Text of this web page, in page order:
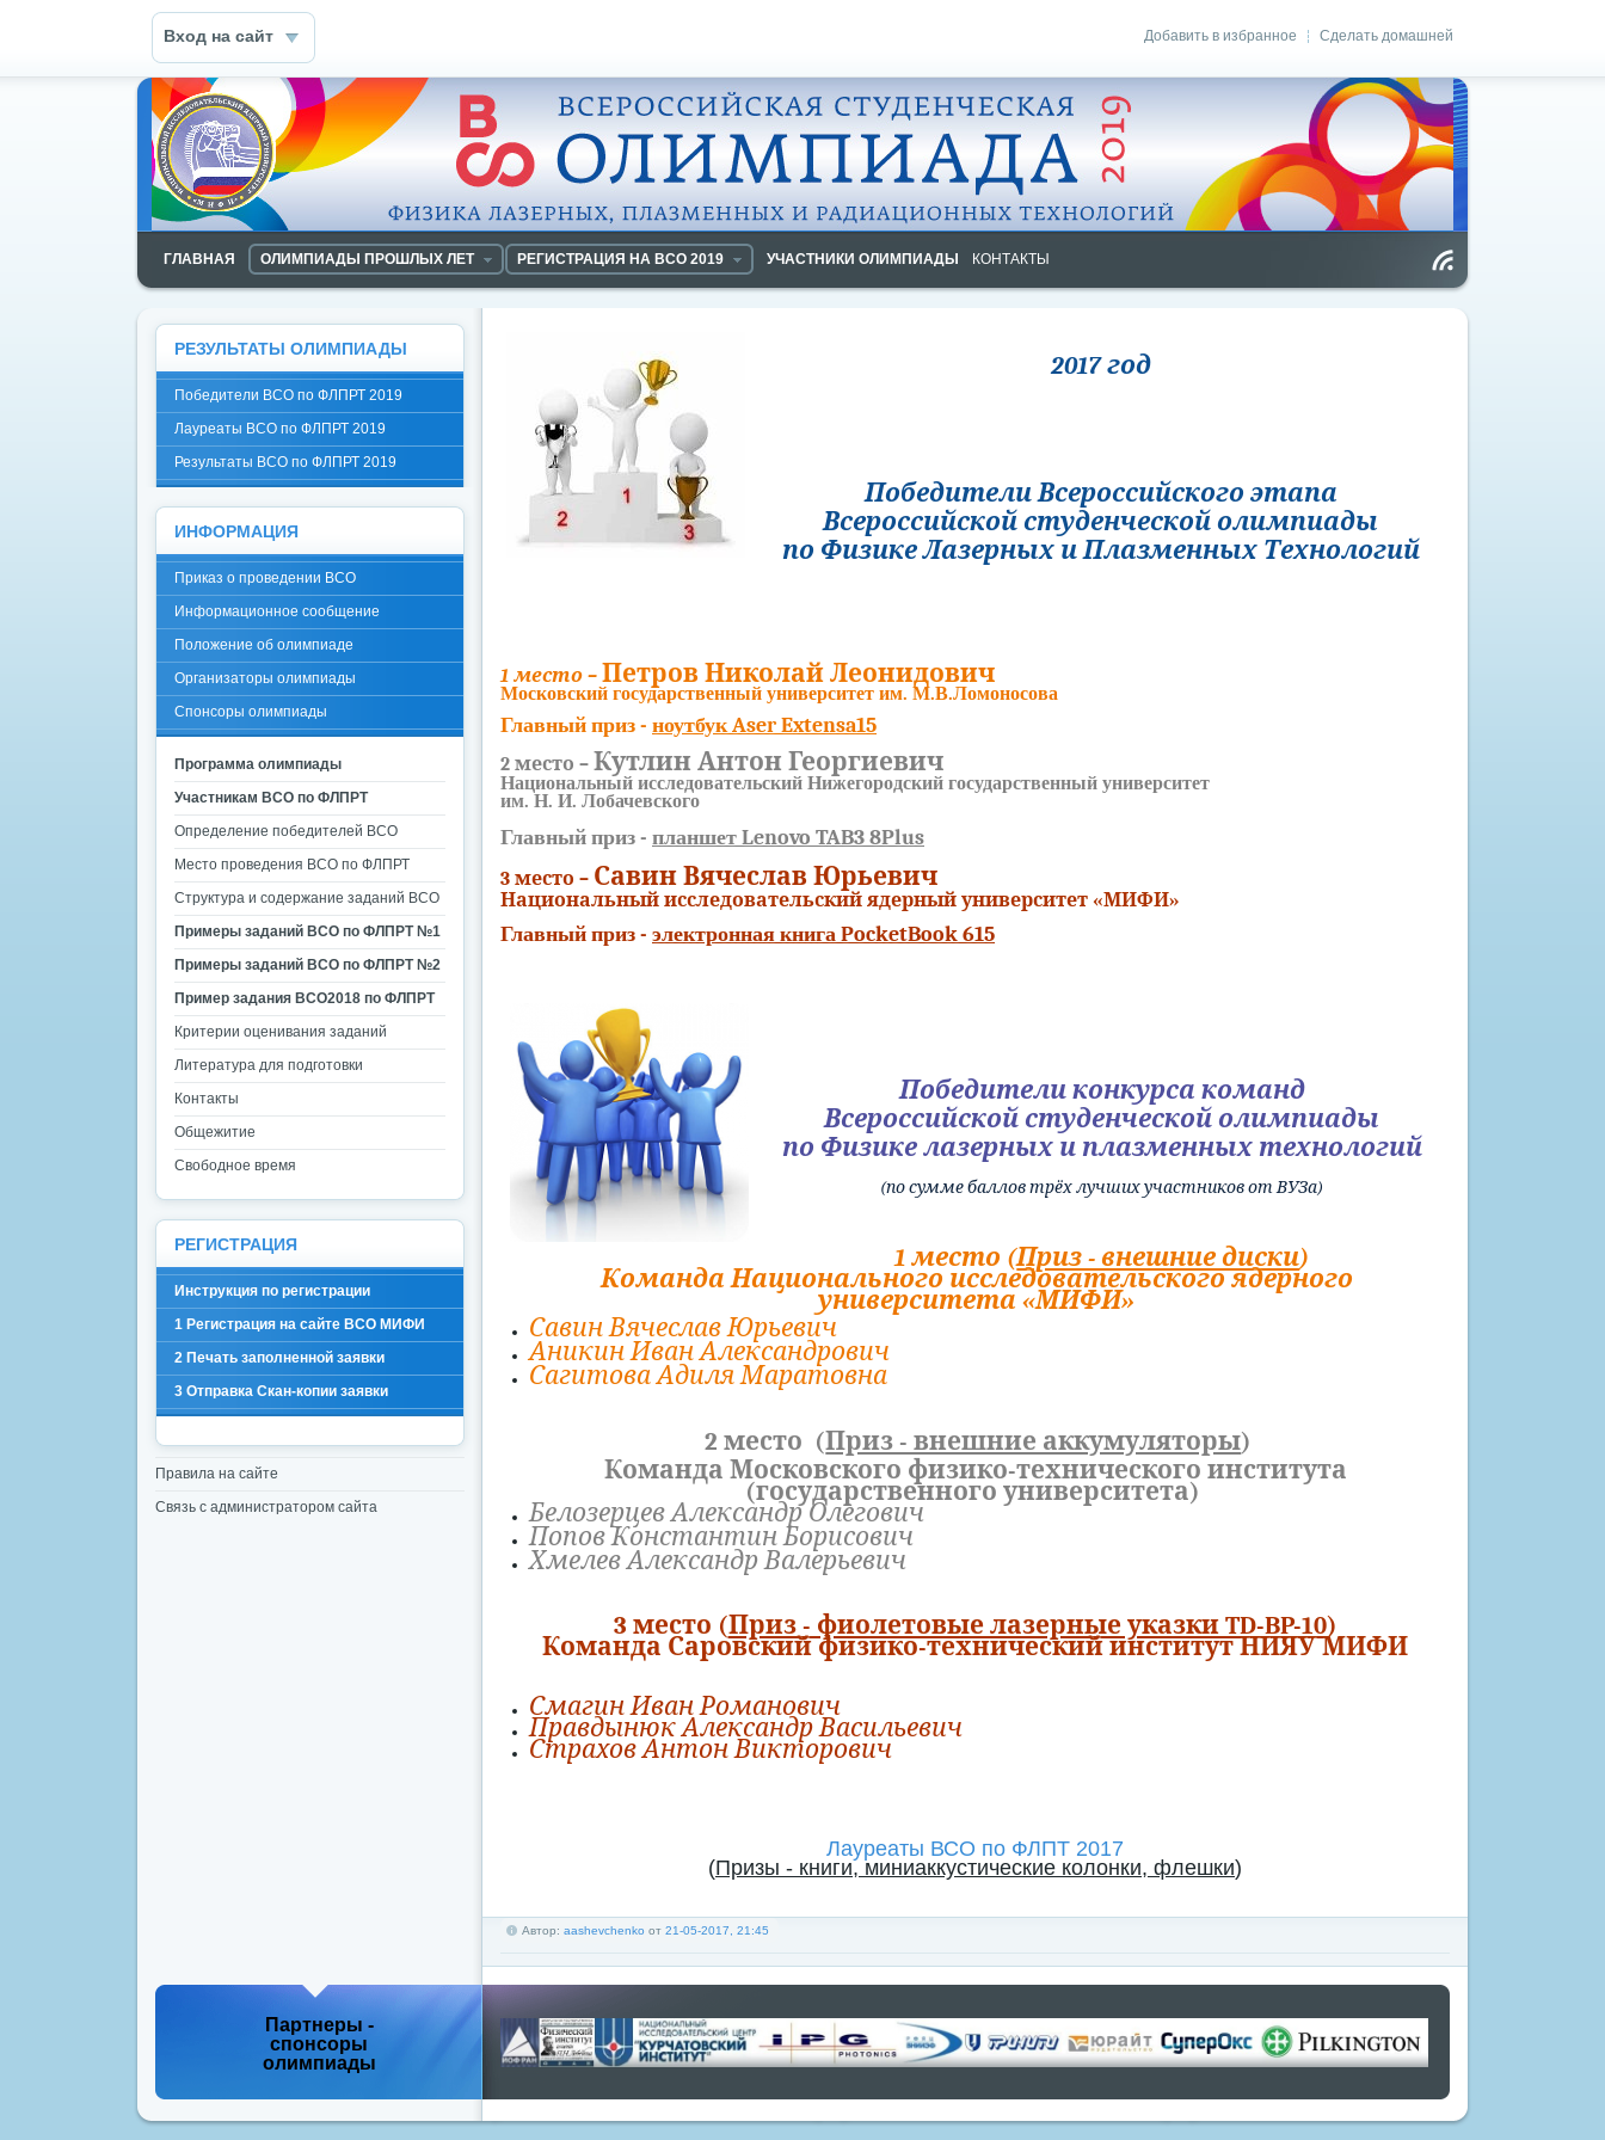
Сделать домашней
Добавить в избранное
Вход на сайт
ГЛАВНАЯ ОЛИМПИАДЫ ПРОШЛЫХ ЛЕТ РЕГИСТРАЦИЯ НА ВСО 2019 УЧАСТНИКИ ОЛИМПИАДЫ
КОНТАКТЫ
ен
2017 год
Победители Всероссийского этапа
Всероссийской студенческой олимпиады
по Физике Лазерных и Плазменных Технологий
1 место – Петров Николай Леонидович
Московский государственный университет им. М.В.Ломоносова
Главный приз - ноутбук Aser Extensa15
2 место – Кутлин Антон Георгиевич
Национальный исследовательский Нижегородский государственный университет
им. Н. И. Лобачевского
Главный приз - планшет Lenovo TAB3 8Plus
3 место – Савин Вячеслав Юрьевич
Национальный исследовательский ядерный университет «МИФИ»
Главный приз - электронная книга PocketBook 615
Победители конкурса команд
Всероссийской студенческой олимпиады
по Физике лазерных и плазменных технологий
(по сумме баллов трёх лучших участников от ВУЗа)
1 место (Приз - внешние диски)
Команда Национального исследовательского ядерного
университета «МИФИ»
Савин Вячеслав Юрьевич
Аникин Иван Александрович
Сагитова Адиля Маратовна
2 место (Приз - внешние аккумуляторы)
Команда Московского физико-технического института
(государственного университета)
Белозерцев Александр Олегович
Попов Константин Борисович
Хмелев Александр Валерьевич
3 место (Приз - фиолетовые лазерные указки TD-BP-10)
Команда Саровский физико-технический институт НИЯУ МИФИ
Смагин Иван Романович
Правдынюк Александр Васильевич
Страхов Антон Викторович
Лауреаты ВСО по ФЛПТ 2017
(Призы - книги, миниаккустические колонки, флешки)
Автор: aashevchenko от 21-05-2017, 21:45
РЕЗУЛЬТАТЫ ОЛИМПИАДЫ
Победители ВСО по ФЛПРТ 2019
Лауреаты ВСО по ФЛПРТ 2019
Результаты ВСО по ФЛПРТ 2019
ИНФОРМАЦИЯ
Приказ о проведении ВСО
Информационное сообщение
Положение об олимпиаде
Организаторы олимпиады
Спонсоры олимпиады
Программа олимпиады
Участникам ВСО по ФЛПРТ
Определение победителей ВСО
Место проведения ВСО по ФЛПРТ
Структура и содержание заданий ВСО
Примеры заданий ВСО по ФЛПРТ №1
Примеры заданий ВСО по ФЛПРТ №2
Пример задания ВСО2018 по ФЛПРТ
Критерии оценивания заданий
Литература для подготовки
Контакты
Общежитие
Свободное время
РЕГИСТРАЦИЯ
Инструкция по регистрации
1 Регистрация на сайте ВСО МИФИ
2 Печать заполненной заявки
3 Отправка Скан-копии заявки
Правила на сайте
Связь с администратором сайта
Партнеры -
спонсоры
олимпиады